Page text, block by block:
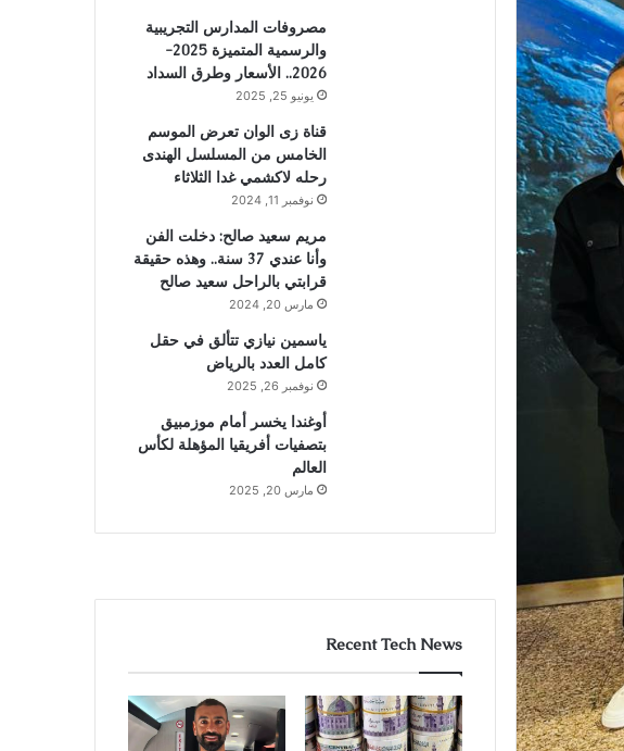
مصروفات المدارس التجريبية
والرسمية المتميزة 2025-
2026.. الأسعار وطرق السداد
يونيو 25, 2025
قناة زى الوان تعرض الموسم
الخامس من المسلسل الهندى
رحله لاكشمي غدا الثلاثاء
نوفمبر 11, 2024
مريم سعيد صالح: دخلت الفن
وأنا عندي 37 سنة.. وهذه حقيقة
قرابتي بالراحل سعيد صالح
مارس 20, 2024
ياسمين نيازي تتألق في حقل
كامل العدد بالرياض
نوفمبر 26, 2025
أوغندا يخسر أمام موزمبيق
بتصفيات أفريقيا المؤهلة لكأس
العالم
مارس 20, 2025
Recent Tech News